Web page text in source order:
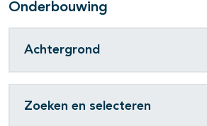
Onderbouwing
Achtergrond
Zoeken en selecteren